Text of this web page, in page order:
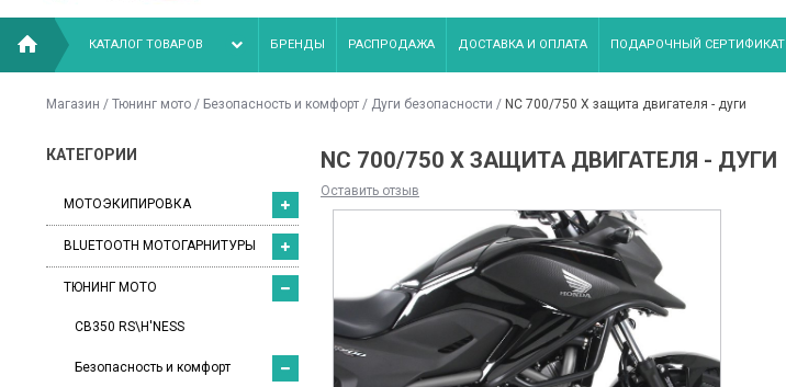
КАТАЛОГ ТОВАРОВ БРЕНДЫ РАСПРОДАЖА ДОСТАВКА И ОПЛАТА ПОДАРОЧНЫЙ СЕРТИФИКАТ
Магазин / Тюнинг мото / Безопасность и комфорт / Дуги безопасности / NC 700/750 X защита двигателя - дуги
КАТЕГОРИИ
МОТОЭКИПИРОВКА
BLUETOOTH МОТОГАРНИТУРЫ
ТЮНИНГ МОТО
CB350 RS\H'NESS
Безопасность и комфорт
NC 700/750 X ЗАЩИТА ДВИГАТЕЛЯ - ДУГИ
Оставить отзыв